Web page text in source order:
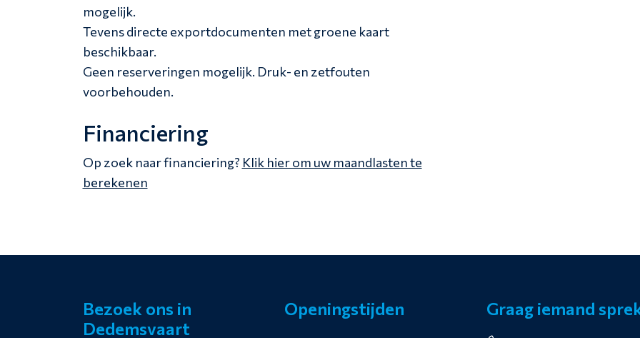
mogelijk.
Tevens directe exportdocumenten met groene kaart
beschikbaar.
Geen reserveringen mogelijk. Druk- en zetfouten
voorbehouden.
Financiering
Op zoek naar financiering? Klik hier om uw maandlasten te
berekenen
Bezoek ons in
Dedemsvaart
Openingstijden Graag iemand